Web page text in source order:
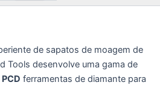
de sapatos de moagem de
Tools desenvolve uma gama de
ferramentas de diamante para